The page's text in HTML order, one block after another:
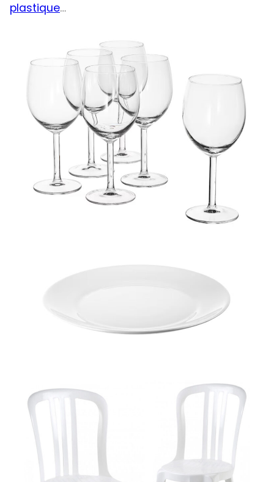
plastique…